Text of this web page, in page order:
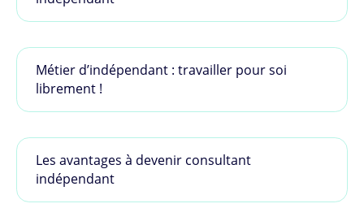
Métier d’indépendant : travailler pour soi
librement !
Les avantages à devenir consultant
indépendant